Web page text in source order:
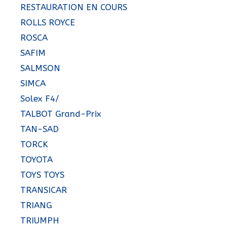
RESTAURATION EN COURS
ROLLS ROYCE
ROSCA
SAFIM
SALMSON
SIMCA
Solex F4/
TALBOT Grand-Prix
TAN-SAD
TORCK
TOYOTA
TOYS TOYS
TRANSICAR
TRIANG
TRIUMPH